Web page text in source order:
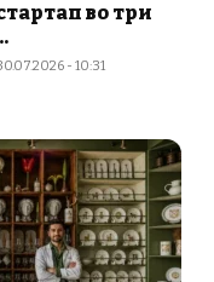
во три
- 10:31